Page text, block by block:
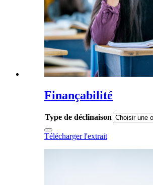
Finançabilité
Type de déclinaison
Télécharger l'extrait